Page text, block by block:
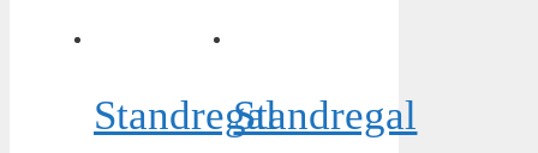
StandregalStandregal